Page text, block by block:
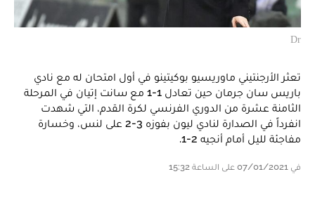
Dr
تعثر الأرجنتيني ماوريسيو بوكيتينو في أول امتحان له مع نادي
باريس سان جرمان حين تعادل 1-1 مع سانت إتيان في المرحلة
الثامنة عشرة من الدوري الفرنسي لكرة القدم، التي شهدت
انفرداً في الصدارة لنادي ليون بفوزه 3-2 على لنس، وخسارة
مفاجئة لليل أمام أنجيه 2-1.
في 07/01/2021 على الساعة 15:32